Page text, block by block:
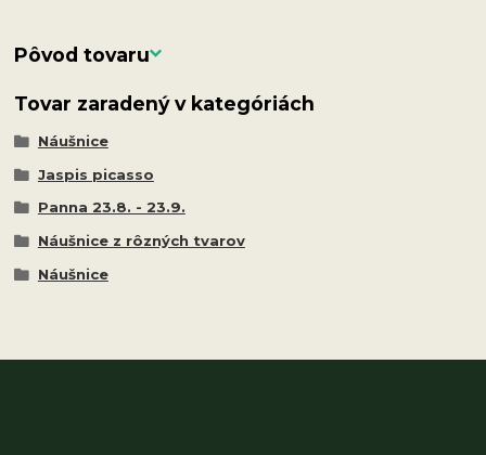
Pôvod tovaru
Tovar zaradený v kategóriách
Náušnice
Jaspis picasso
Panna 23.8. - 23.9.
Náušnice z rôzných tvarov
Náušnice